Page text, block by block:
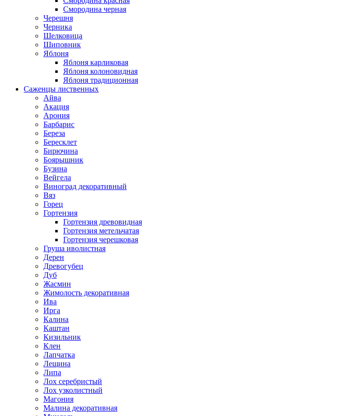
Смородина черная
Черешня
Черника
Шелковица
Шиповник
Яблоня
Яблоня карликовая
Яблоня колоновидная
Яблоня традиционная
Саженцы лиственных
Айва
Акация
Арония
Барбарис
Береза
Бересклет
Бирючина
Боярышник
Бузина
Вейгела
Виноград декоративный
Вяз
Горец
Гортензия
Гортензия древовидная
Гортензия метельчатая
Гортензия черешковая
Груша иволистная
Дерен
Древогубец
Дуб
Жасмин
Жимолость декоративная
Ива
Ирга
Калина
Каштан
Кизильник
Клен
Лапчатка
Лещина
Липа
Лох серебристый
Лох узколистный
Магония
Малина декоративная